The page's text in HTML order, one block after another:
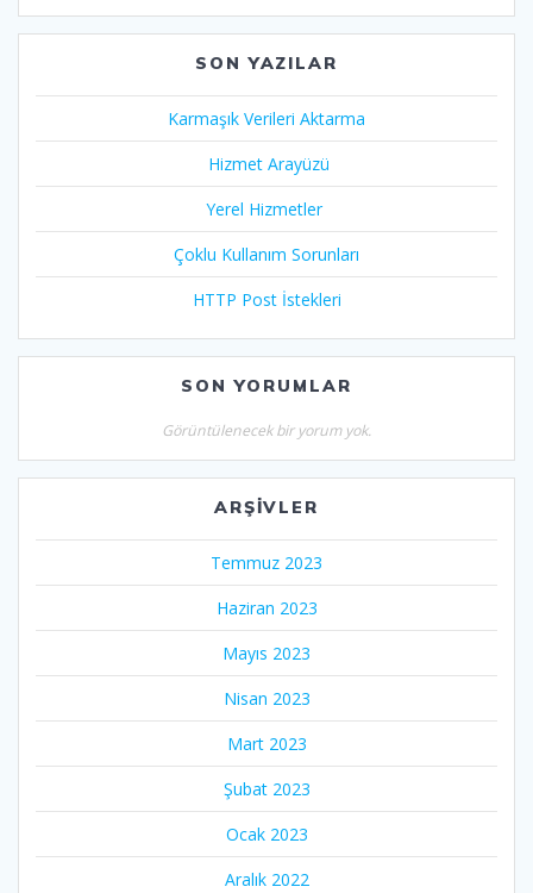
SON YAZILAR
Karmaşık Verileri Aktarma
Hizmet Arayüzü
Yerel Hizmetler
Çoklu Kullanım Sorunları
HTTP Post İstekleri
SON YORUMLAR
Görüntülenecek bir yorum yok.
ARŞIVLER
Temmuz 2023
Haziran 2023
Mayıs 2023
Nisan 2023
Mart 2023
Şubat 2023
Ocak 2023
Aralık 2022